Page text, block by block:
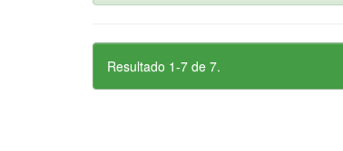
Resultado 1-7 de 7.